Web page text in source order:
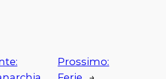
Prossimo: